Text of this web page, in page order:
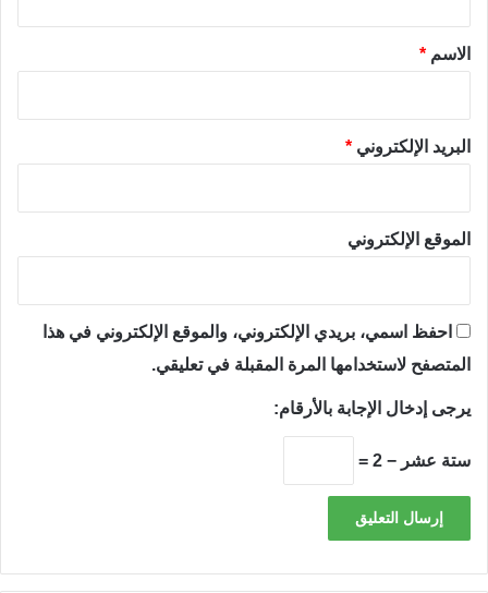
*الاسم *
البريد الإلكتروني *
الموقع الإلكتروني
احفظ اسمي، بريدي الإلكتروني، والموقع الإلكتروني في هذا
المتصفح لاستخدامها المرة المقبلة في تعليقي.
يرجى إدخال الإجابة بالأرقام:
ستة عشر − 2 =